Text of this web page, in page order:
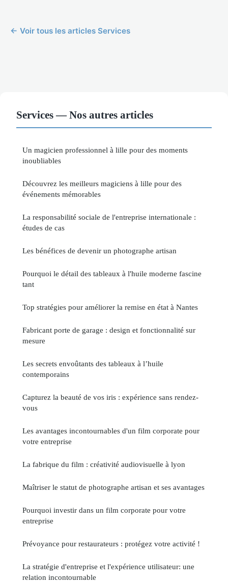
← Voir tous les articles Services
Services — Nos autres articles
Un magicien professionnel à lille pour des moments
inoubliables
Découvrez les meilleurs magiciens à lille pour des
événements mémorables
La responsabilité sociale de l'entreprise internationale :
études de cas
Les bénéfices de devenir un photographe artisan
Pourquoi le détail des tableaux à l'huile moderne fascine
tant
Top stratégies pour améliorer la remise en état à Nantes
Fabricant porte de garage : design et fonctionnalité sur
mesure
Les secrets envoûtants des tableaux à l’huile
contemporains
Capturez la beauté de vos iris : expérience sans rendez-
vous
Les avantages incontournables d'un film corporate pour
votre entreprise
La fabrique du film : créativité audiovisuelle à lyon
Maîtriser le statut de photographe artisan et ses avantages
Pourquoi investir dans un film corporate pour votre
entreprise
Prévoyance pour restaurateurs : protégez votre activité !
La stratégie d'entreprise et l'expérience utilisateur: une
relation incontournable